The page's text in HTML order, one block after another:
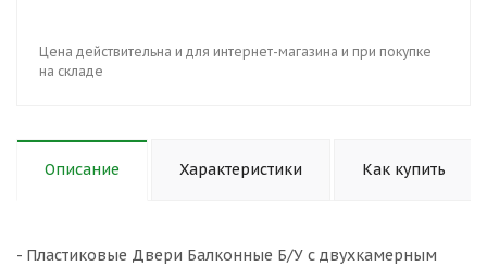
Цена действительна и для интернет-магазина и при покупке
на складе
Описание Характеристики Как купить
- Пластиковые Двери Балконные Б/У с двухкамерным